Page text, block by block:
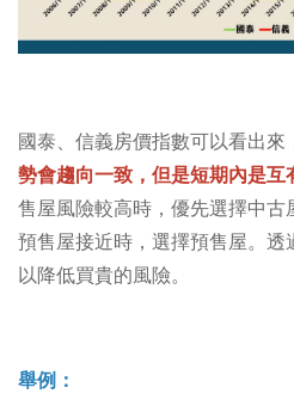
國泰、信義房價指數可以看出來
勢會趨向一致，但是短期內是互
售屋風險較高時，優先選擇中
預售屋接近時，選擇預售屋。
以降低買貴的風險。
舉例：